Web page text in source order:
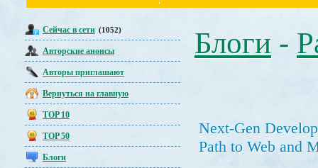
Сейчас в сети (1052)
Авторские анонсы
Авторы приглашают
Вернуться на главную
TOP 10
TOP 50
Блоги
Блоги -
Next-Gen
Path to Web and